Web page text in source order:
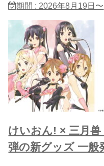
期間 : 2026年8月19日〜
けいおん! × 三月
弾の新グッズ 一般